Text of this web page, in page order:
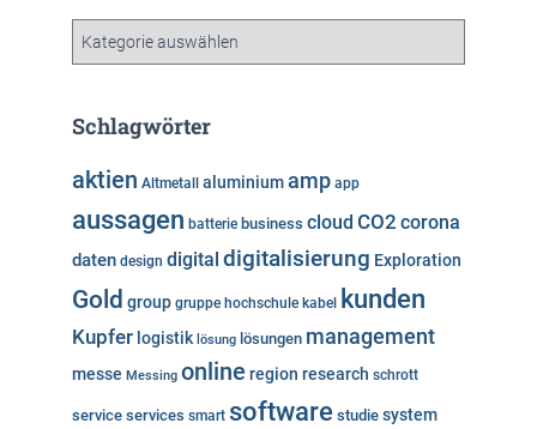
g
r
i
n
Schlagwörter
aktien Altmetall aluminiumamp app
aussagen batterie business cloud CO2 corona
daten design digital digitalisierung Exploration
Gold group gruppe hochschule kabel kunden
Kupfer logistik lösung lösungen management
messe Messing online region research schrott
service services smart software studie system